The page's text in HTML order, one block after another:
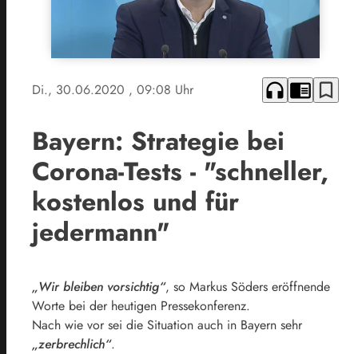
Di., 30.06.2020 , 09:08 Uhr headphones chrome_reader_mode bookmark_border
Bayern: Strategie bei
Corona-Tests - "schneller,
kostenlos und für
jedermann"
„Wir bleiben vorsichtig“, so Markus Söders eröffnende
Worte bei der heutigen Pressekonferenz.
Nach wie vor sei die Situation auch in Bayern sehr
„zerbrechlich“.